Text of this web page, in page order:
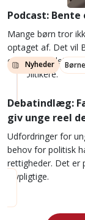
Podcast:
Mange børn tror
optaget af. Det vil
og Børnerådet",
og politikere.
Nyheder
Debatindlæg:
giv unge reel
Udfordringer for
behov for politisk
rettigheder. Det er
lovpligtige.